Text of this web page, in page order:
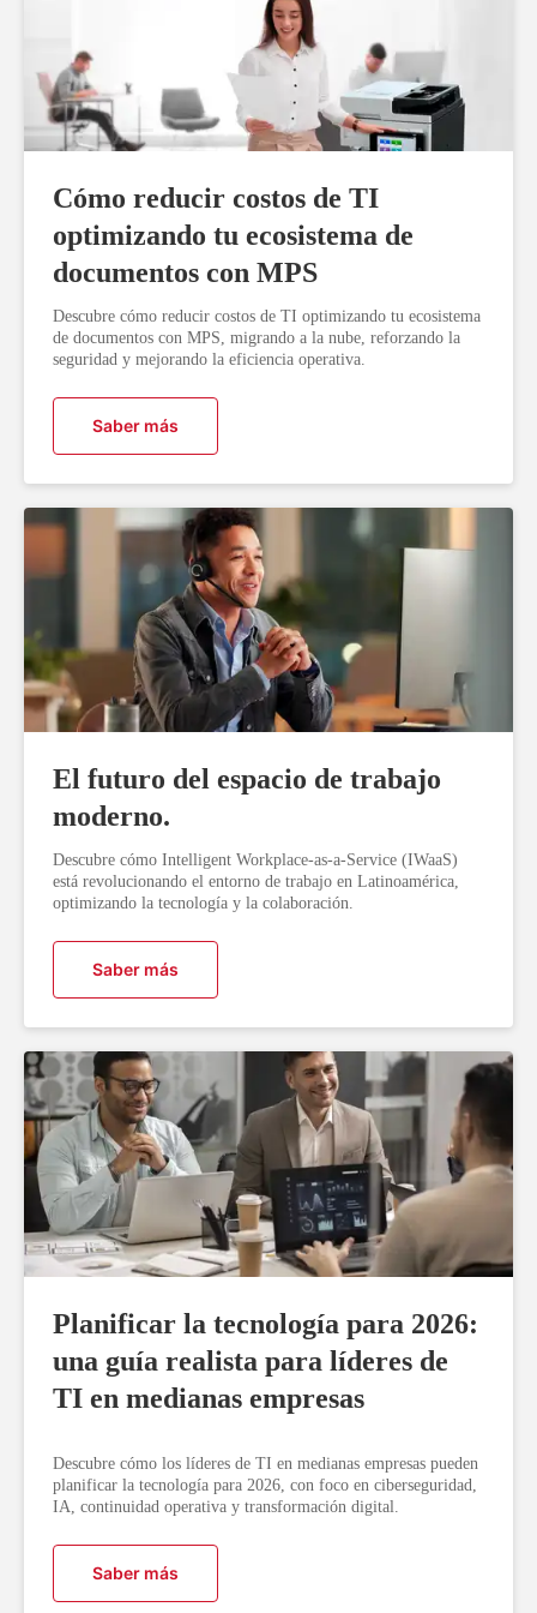
Cómo reducir costos de TI
optimizando tu ecosistema de
documentos con MPS
Descubre cómo reducir costos de TI optimizando tu ecosistema
de documentos con MPS, migrando a la nube, reforzando la
seguridad y mejorando la eficiencia operativa.
Saber más
El futuro del espacio de trabajo
moderno.
Descubre cómo Intelligent Workplace-as-a-Service (IWaaS)
está revolucionando el entorno de trabajo en Latinoamérica,
optimizando la tecnología y la colaboración.
Saber más
Planificar la tecnología para 2026:
una guía realista para líderes de
TI en medianas empresas
Descubre cómo los líderes de TI en medianas empresas pueden
planificar la tecnología para 2026, con foco en ciberseguridad,
IA, continuidad operativa y transformación digital.
Saber más